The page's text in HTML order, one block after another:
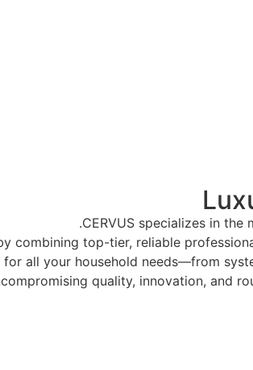
CERVUS specializes in
combining top-tier, reliable
all your household needs—from
quality, innovation,